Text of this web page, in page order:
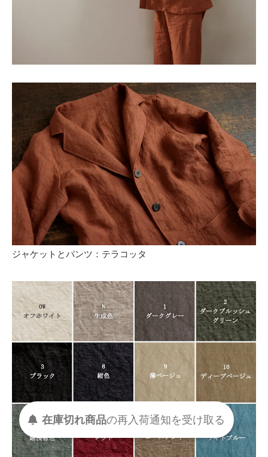
ジャケットとパンツ：テラコッタ
在庫切れ商品の再入荷通知を受け取る